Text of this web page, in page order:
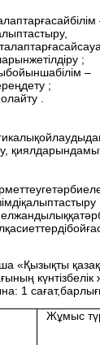
;
–
;
.
«Қызықты қазақ
1
Жұмыс